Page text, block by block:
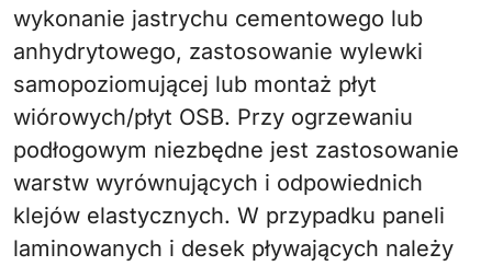
wykonanie jastrychu cementowego lub
anhydrytowego, zastosowanie wylewki
samopoziomującej lub montaż płyt
wiórowych/płyt OSB. Przy ogrzewaniu
podłogowym niezbędne jest zastosowanie
warstw wyrównujących i odpowiednich
klejów elastycznych. W przypadku paneli
laminowanych i desek pływających należy